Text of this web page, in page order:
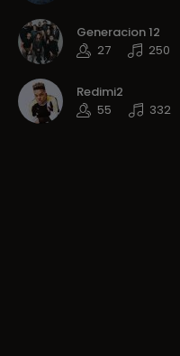
Generacion 12
27
250
Redimi2
55
332